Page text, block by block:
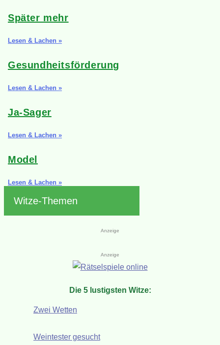
Später mehr
Lesen & Lachen »
Gesundheitsförderung
Lesen & Lachen »
Ja-Sager
Lesen & Lachen »
Model
Lesen & Lachen »
Witze-Themen
Anzeige
Anzeige
Die 5 lustigsten Witze:
Zwei Wetten
Weintester gesucht